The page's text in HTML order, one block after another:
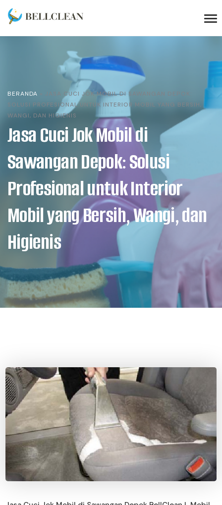
BERANDA » JASA CUCI JOK MOBIL DI SAWANGAN DEPOK:
SOLUSI PROFESIONAL UNTUK INTERIOR MOBIL YANG BERSIH,
WANGI, DAN HIGIENIS
Jasa Cuci Jok Mobil di
Sawangan Depok: Solusi
Profesional untuk Interior
Mobil yang Bersih, Wangi, dan
Higienis